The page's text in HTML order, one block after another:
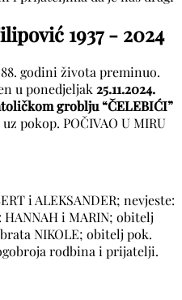
1937 - 2024
godini života preminuo.
u ponedjeljak 25.11.2024.
groblju “ČELEBIĆI”
pokop. POČIVAO U MIRU
i ALEKSANDER; nevjeste:
HANNAH i MARIN; obitelj
NIKOLE; obitelj pok.
rodbina i prijatelji.